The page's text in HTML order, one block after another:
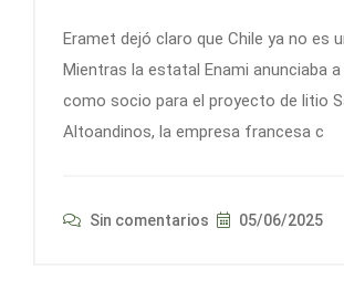
Eramet dejó claro que Chile ya no es
Mientras la estatal Enami anunciaba
como socio para el proyecto de litio
Altoandinos, la empresa francesa c
Sin comentarios 05/06/2025